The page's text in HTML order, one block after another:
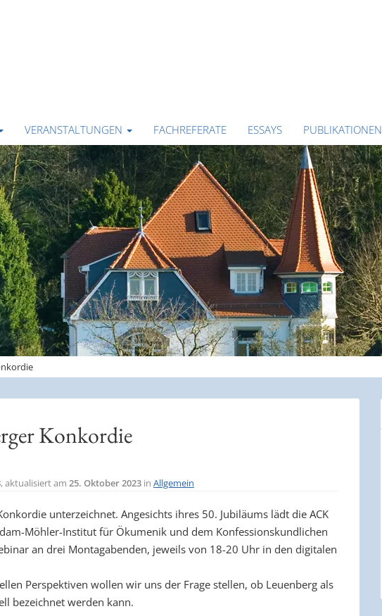
VERANSTALTUNGEN FACHREFERATE ESSAYS PUBLIKATIONEN
Konkordie
, aktualisiert am 25. Oktober 2023 in Allgemein
unterzeichnet. Angesichts ihres 50. Jubiläums lädt die ACK
Möhler-Institut für Ökumenik und dem Konfessionskundlichen
an drei Montagabenden, jeweils von 18-20 Uhr in den digitalen
Perspektiven wollen wir uns der Frage stellen, ob Leuenberg als
bezeichnet werden kann.